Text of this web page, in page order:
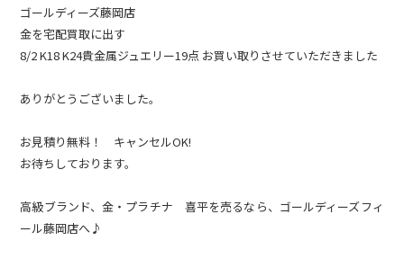
ゴールディーズ藤岡店
金を宅配買取に出す
8/2 K18 K24貴金属ジュエリー19点 お買い取りさせていただきました
ありがとうございました。
お見積り無料！ キャンセルOK!
お待ちしております。
高級ブランド、金・プラチナ 喜平を売るなら、ゴールディーズフィ
ール藤岡店へ♪